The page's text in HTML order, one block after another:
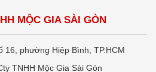
MỘC GIA SÀI GÒN
16, phường Hiệp Bình, TP.HCM
TNHH Mộc Gia Sài Gòn